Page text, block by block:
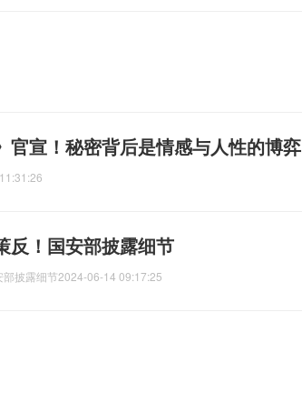
官宣！秘密背后是情感与人性的博弈
反！国安部披露细节
披露细节2024-06-14 09:17:25